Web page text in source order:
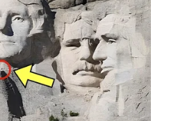
19. 2023. Trabalho
(Graduação em
Presidente
de Fora, 2023.
repositorio/trabalhos-
do-hemograma-